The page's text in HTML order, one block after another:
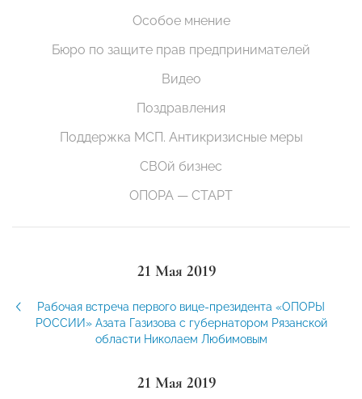
Особое мнение
Бюро по защите прав предпринимателей
Видео
Поздравления
Поддержка МСП. Антикризисные меры
СВОй бизнес
ОПОРА — СТАРТ
21 Мая 2019
Рабочая встреча первого вице-президента «ОПОРЫ
РОССИИ» Азата Газизова с губернатором Рязанской
области Николаем Любимовым
21 Мая 2019